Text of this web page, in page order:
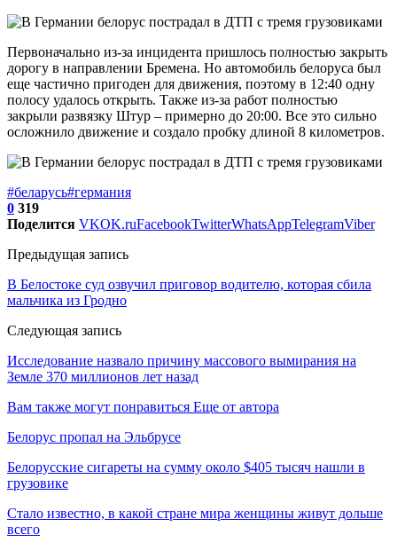
Первоначально из-за инцидента пришлось полностью закрыть
дорогу в направлении Бремена. Но автомобиль белоруса был
еще частично пригоден для движения, поэтому в 12:40 одну
полосу удалось открыть. Также из-за работ полностью
закрыли развязку Штур – примерно до 20:00. Все это сильно
осложнило движение и создало пробку длиной 8 километров.
#беларусь#германия
0 319
Поделится VKOK.ruFacebookTwitterWhatsAppTelegramViber
Предыдущая запись
В Белостоке суд озвучил приговор водителю, которая сбила
мальчика из Гродно
Следующая запись
Исследование назвало причину массового вымирания на
Земле 370 миллионов лет назад
Вам также могут понравиться Еще от автора
Белорус пропал на Эльбрусе
Белорусские сигареты на сумму около $405 тысяч нашли в
грузовике
Стало известно, в какой стране мира женщины живут дольше
всего